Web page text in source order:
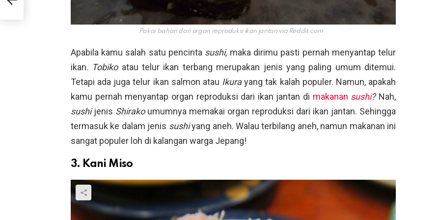
Pakai bahan dari organ reproduksi ikan jantan viaReddit.com
Apabila kamu salah satu pencinta sushi, maka dirimu pasti pernah menyantap telur
ikan. Tobiko atau telur ikan terbang merupakan jenis yang paling umum ditemui.
Tetapi ada juga telur ikan salmon atau Ikurayang tak kalah populer. Namun, apakah
kamu pernah menyantap organ reproduksi dari ikan jantan di makanan sushi? Nah,
sushijenis Shirako umumnya memakai organ reproduksi dari ikan jantan. Sehingga
termasuk ke dalam jenis sushiyang aneh. Walau terbilang aneh, namun makanan ini
sangat populer loh di kalangan warga Jepang!
3. Kani Miso